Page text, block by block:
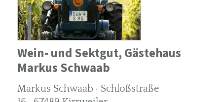
Wein- und Sektgut, Gästehaus
Markus Schwaab
Markus Schwaab · Schloßstraße